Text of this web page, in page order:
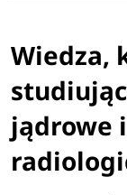
Wiedza,
jądrowe